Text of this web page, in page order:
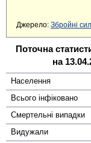
Джерело: Збройні
Поточна
на
Населення
Всього інфі­ковано
Смер­тельні випадки
Виду­жали